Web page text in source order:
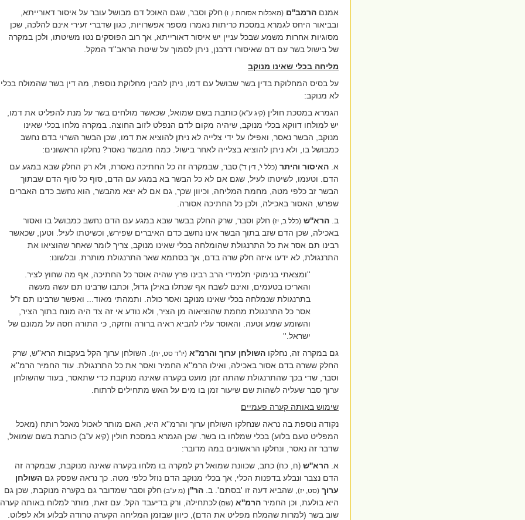
אמנם הרמב''ם (מאכלות אסורות ו, ו) חלק וסבר, שגם האוכל דם מבושל עובר על איסור דאורייתא,
ובביאור היחס לגמרא במסכת כריתות נאמרו מספר אפשרויות, כגון שדברי זעירי אינם להלכה, שכן
מסוגיות אחרות משמע שבכל עניין יש איסור דאורייתא, אך רוב הפוסקים נטו משיטתו, ולכן במקרה
של בישול בשר עם דם שאיסורו דרבנן, ניתן לסמוך על שיטת הראב''ד המקל.
מליחה בכלי שאינו מנוקב
על בסיס המחלוקת בדין בשר שבושל עם דמו, ניתן להבין מחלוקת נוספת, מה דין בשר שהמולח בכלי
לא מנוקב:
הגמרא במסכת חולין (קיג ע''א) כותבת בשם שמואל, שכאשר מולחים בשר על מנת להפליט את דמו,
יש למולחו דווקא בכלי מנוקב, שיהיה מקום לדם הנפלט לזוב החוצה. במקרה מלחו בכלי שאינו
מנוקב, הבשר נאסר, ואפילו על ידי צלייה לא ניתן להוציא את דמו, שכן הבשר השרוי בדם נחשב
כמבושל בו, ולא ניתן להוציא בצלייה לאחר בישול. כמה מהבשר נאסר? נחלקו הראשונים:
א. האיסור והיתר (כלל י', דין ד') סבר, שבמקרה זה כל החתיכה נאסרת, ולא רק החלק שבא במגע עם
הדם. וטעמו, לשיטתו לעיל, שגם אם לא כל הבשר בא במגע עם הדם, סוף כל סוף הדם שבתוך
הבשר זב כלפי מטה, מחמת המליחה, וכיוון שכך, גם אם לא יצא מהבשר, הוא נחשב כדם האברים
שפרש, האסור באכילה, ולכן כל החתיכה אסורה.
ב. הרא''ש (כלל ב, יז) חלק וסבר, שרק החלק בבשר שבא במגע עם הדם נחשב כמבושל בו ואסור
באכילה, שכן הדם שזב בתוך הבשר אינו נחשב כדם האיברים שפירש, וכשיטתו לעיל. וטען, שכאשר
רבינו תם אסר את כל התרנגולת שהומלחה בכלי שאינו מנוקב, צריך לומר שאחר שהוציאו את
התרנגולת, לא ידעו איזה חלק שרה בדם, אך בסתמא שאר התרנגולת מותרת. ובלשונו:
''ומצאתי בנימוקי תלמידי הרב רבינו פרץ שהיה אוסר כל החתיכה, אף מה שחוץ לציר.
והאריכו בטעמים, ואינם לשבח אף שנתלו באילן גדול, וכתבו שרבינו תם עשה מעשה
בתרנגולת שנמלחה בכלי שאינו מנוקב ואסר כולה. ותמהתי מאוד... ואפשר שרבינו תם ז"ל
אסר כל התרנגולת מחמת שהוציאוה מן הציר, ולא נודע אי זה צד היה מונח בתוך הציר,
והשומע שמע וטעה. והאוסר עליו להביא ראיה ברורה וחזקה, כי התורה חסה על ממונם של
ישראל.''
גם במקרה זה, נחלקו השולחן ערוך והרמ''א (יו''ד סט, יח) . השולחן ערוך הקל בעקבות הרא''ש, שרק
החלק ששרה בדם אסור באכילה, ואילו הרמ''א החמיר ואסר את כל התרנגולת. עוד החמיר הרמ''א
וסבר, שדי בכך שהתרנגולת שהתה זמן מועט בקערה שאינה מנוקבת כדי שתאסר, בעוד שהשולחן
ערוך סבר שעליה לשהות שם שיעור זמן בו מים על האש מתחילים לרתוח.
שימוש באותה קערה פעמיים
נקודה נוספת בה נראה שנחלקו השולחן ערוך והרמ''א היא, האם מותר לאכול מאכל רותח (מאכל
המפליט טעם בלוע) בכלי שמלחו בו בשר. שכן הגמרא במסכת חולין (קיא ע''ב) כותבת בשם שמואל,
שדבר זה נאסר, ונחלקו הראשונים במה מדובר:
א. הרא''ש (ח, כח) כתב, שכוונת שמואל רק למקרה בו מלחו בקערה שאינה מנוקבת, שבמקרה זה
הדם נצבר ונבלע בדפנות הכלי, אך בכלי מנוקב הדם נוזל כלפי מטה. כך נראה שפסק גם השולחן
ערוך (סט, יז) , שהביא דעה זו 'בסתם'. ב. הר''ן (מ ע''ב) חלק וסבר שמדובר גם בקערה מנוקבת, שכן גם
היא בולעת, וכן החמיר הרמ''א (שם) לכתחילה, ורק בדיעבד הקל. עם זאת, מותר למלוח באותה קערה
שוב בשר (למרות שהמלח מפליט את הדם), כיוון שבזמן המליחה הקערה טרודה לבלוע ולא לפלוט.